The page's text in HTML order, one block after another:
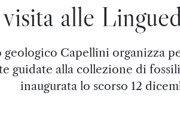
alle
geologico Capellini organizza
guidate alla collezione di
inaugurata lo scorso 12